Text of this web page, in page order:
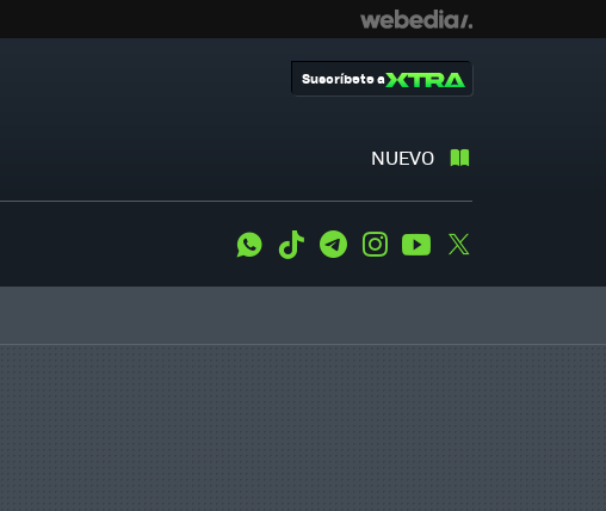
NUEVO
Suscríbete a
WhatsApp
Tiktok TelegramInstagramYoutube